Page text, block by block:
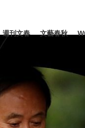
週刊文春 文藝春秋
#後藤真希 #森岡毅